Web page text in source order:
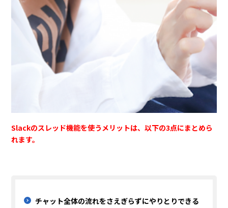
Slackのスレッド機能を使うメリットは、以下の3点にまとめら
れます。
チャット全体の流れをさえぎらずにやりとりできる